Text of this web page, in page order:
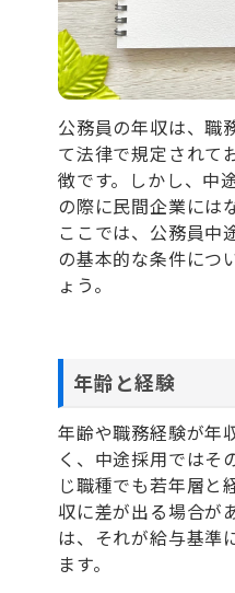
公務員の年収は、職
て法律で規定されて
徴です。しかし、中
の際に民間企業には
ここでは、公務員中
の基本的な条件につ
ょう。
年齢と経験
年齢や職務経験が年
く、中途採用ではそ
じ職種でも若年層と
収に差が出る場合が
は、それが給与基準
ます。